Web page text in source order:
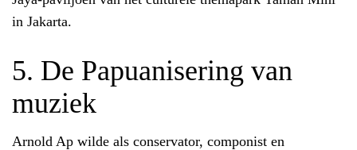
in Jakarta.
5. De Papuanisering van
muziek
Arnold Ap wilde als conservator, componist en